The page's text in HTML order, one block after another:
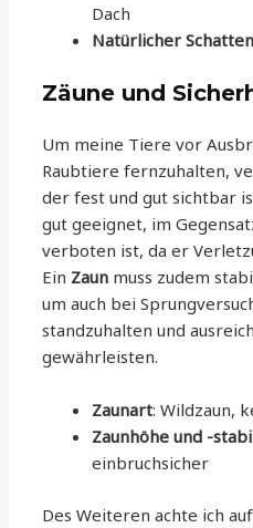
Dach
Natürlicher
Zäune und
Um meine Tiere vor
Raubtiere fernzuhalten,
der fest und gut sichtbar
gut geeignet, im
verboten ist, da er
Ein Zaun muss zudem
um auch bei
standzuhalten und
gewährleisten.
Zaunart: Wildzaun,
Zaunhöhe und -
einbruchsicher
Des Weiteren achte ich